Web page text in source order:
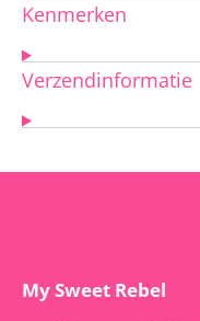
Kenmerken
Verzendinformatie
My Sweet Rebel